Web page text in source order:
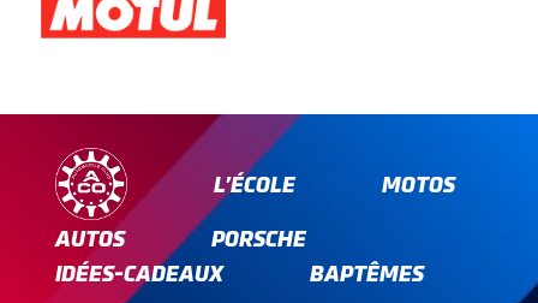
L’ÉCOLE
MOTOS
AUTOS
PORSCHE
IDÉES-CADEAUX
BAPTÊMES